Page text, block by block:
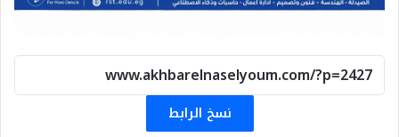
نسخ الرابط